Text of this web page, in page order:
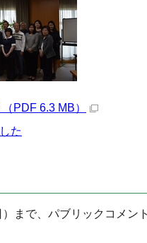
PDF 6.3 MB）
た
まで、パブリックコメン